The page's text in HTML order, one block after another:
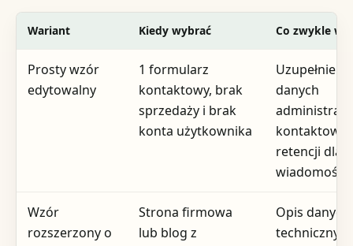
Wariant Kiedy wybrać Co zwykle
Prosty wzór
edytowalny
1 formularz
kontaktowy, brak
sprzedaży i brak
konta użytkownika
danych
retencji dla
wiadomości
Wzór
rozszerzony o
Strona firmowa
lub blog z
Opis danych